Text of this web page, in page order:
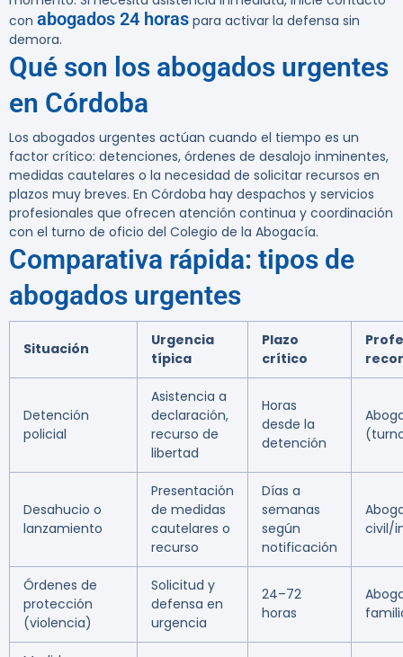
con abogados 24 horas para activar la defensa sin
demora.
Qué son los abogados urgentes
en Córdoba
Los abogados urgentes actúan cuando el tiempo es un
factor crítico: detenciones, órdenes de desalojo inminentes,
medidas cautelares o la necesidad de solicitar recursos en
plazos muy breves. En Córdoba hay despachos y servicios
profesionales que ofrecen atención continua y coordinación
con el turno de oficio del Colegio de la Abogacía.
Comparativa rápida: tipos de
abogados urgentes
Situación
Urgencia
típica
Plazo
crítico
Detención
policial
Asistencia a
declaración,
recurso de
libertad
Horas
desde la
detención
Desahucio o
lanzamiento
Presentación
de medidas
cautelares o
recurso
Días a
semanas
según
notificación
civil/
Órdenes de
protección
(violencia)
Solicitud y
defensa en
urgencia
24–72
horas